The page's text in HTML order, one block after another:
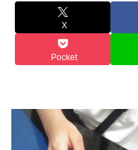
X
Pocket